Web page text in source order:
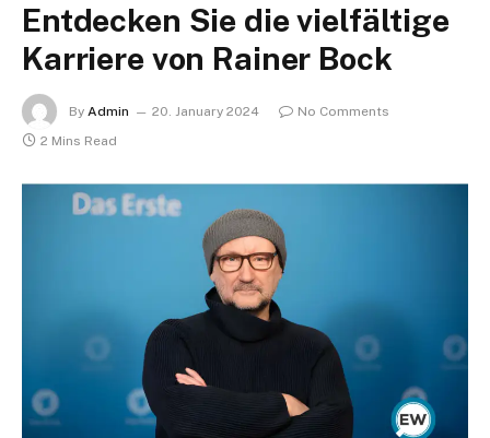
Entdecken Sie die vielfältige
Karriere von Rainer Bock
By Admin 20. January 2024
No Comments
2 Mins Read